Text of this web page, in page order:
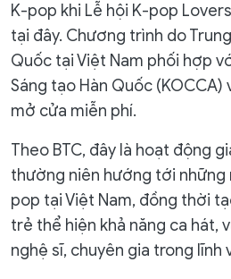
K-pop khi Lễ hội K-pop
tại đây. Chương trình do
Quốc tại Việt Nam phối hợp
Sáng tạo Hàn Quốc (KOCCA)
mở cửa miễn phí.
Theo BTC, đây là hoạt động
thường niên hướng tới những
pop tại Việt Nam, đồng thời
trẻ thể hiện khả năng ca hát,
nghệ sĩ, chuyên gia trong lĩnh